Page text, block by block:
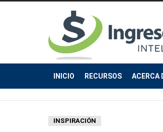
INICIO RECURSOS ACERCA
INSPIRACIÓN